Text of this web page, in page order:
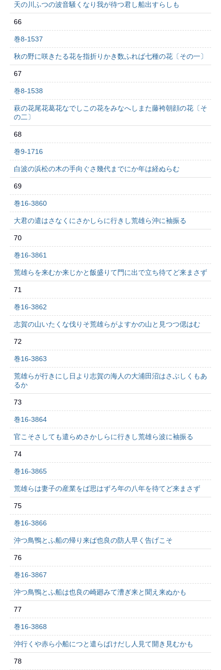
天の川ふつの波音騒くなり我が待つ君し船出すらしも
66
巻8-1537
秋の野に咲きたる花を指折りかき数ふれば七種の花〔その一〕
67
巻8-1538
萩の花尾花葛花なでしこの花をみなへしまた藤袴朝顔の花〔そ
の二〕
68
巻9-1716
白波の浜松の木の手向ぐさ幾代までにか年は経ぬらむ
69
巻16-3860
大君の遣はさなくにさかしらに行きし荒雄ら沖に袖振る
70
巻16-3861
荒雄らを来むか来じかと飯盛りて門に出で立ち待てど来まさず
71
巻16-3862
志賀の山いたくな伐りそ荒雄らがよすかの山と見つつ偲はむ
72
巻16-3863
荒雄らが行きにし日より志賀の海人の大浦田沼はさぶしくもあ
るか
73
巻16-3864
官こそさしても遣らめさかしらに行きし荒雄ら波に袖振る
74
巻16-3865
荒雄らは妻子の産業をば思はずろ年の八年を待てど来まさず
75
巻16-3866
沖つ鳥鴨とふ船の帰り来ば也良の防人早く告げこそ
76
巻16-3867
沖つ鳥鴨とふ船は也良の崎廻みて漕ぎ来と聞え来ぬかも
77
巻16-3868
沖行くや赤ら小船につと遣らばけだし人見て開き見むかも
78